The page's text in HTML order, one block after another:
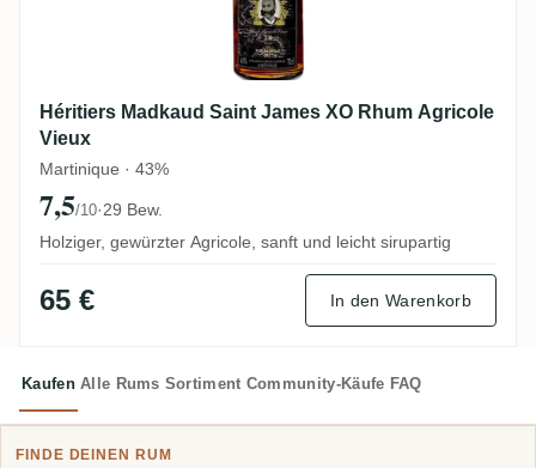
Héritiers Madkaud Saint James XO Rhum Agricole
Vieux
Martinique · 43%
7,5/10·29 Bew.
Holziger, gewürzter Agricole, sanft und leicht sirupartig
65 € In den Warenkorb
Kaufen Alle Rums Sortiment Community-Käufe FAQ
FINDE DEINEN RUM